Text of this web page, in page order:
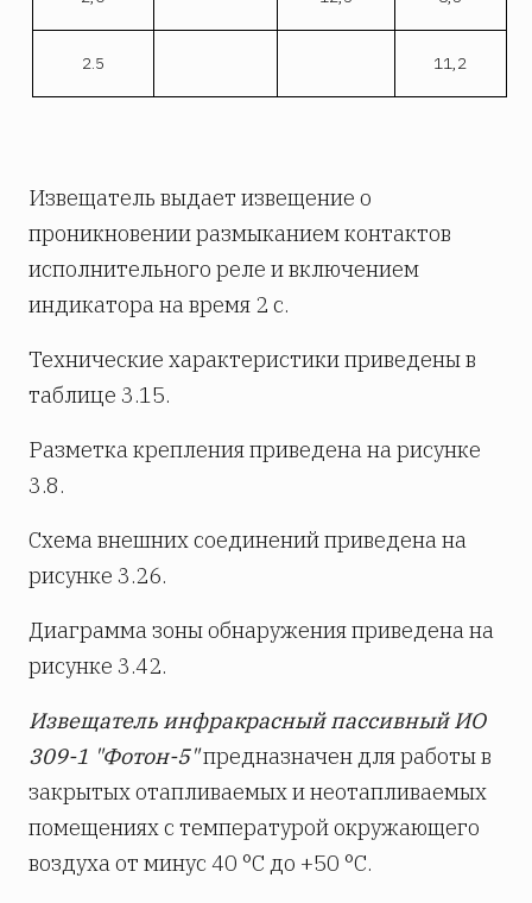
2.5 11,2
Извещатель выдает извещение о
проникновении размыканием контактов
исполнительного реле и включением
индикатора на время 2 с.
Технические характеристики приведены в
таблице 3.15.
Разметка крепления приведена на рисунке
3.8.
Схема внешних соединений приведена на
рисунке 3.26.
Диаграмма зоны обнаружения приведена на
рисунке 3.42.
Извещатель инфракрасный пассивный ИО
309-1 "Фотон-5"предназначен для работы в
закрытых отапливаемых и неотапливаемых
помещениях с температурой окружающего
воздуха от минус 40 °С до +50 °С.